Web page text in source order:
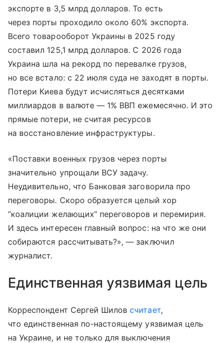
экспорте в 3,5 млрд долларов. То есть
через порты проходило около 60% экспорта.
Всего товарооборот Украины в 2025 году
составил 125,1 млрд долларов. С 2026 года
Украина шла на рекорд по перевалке грузов,
но все встало: с 22 июля суда не заходят в порты.
Потери Киева будут исчисляться десятками
миллиардов в валюте — 1% ВВП ежемесячно. И это
прямые потери, не считая ресурсов
на восстановление инфраструктуры.
«Поставки военных грузов через порты
значительно упрощали ВСУ задачу.
Неудивительно, что Банковая заговорила про
переговоры. Скоро образуется целый хор
“коалиции желающих” переговоров и перемирия.
И здесь интересен главный вопрос: на что же они
собираются рассчитывать?», — заключил
журналист.
Единственная уязвимая цель
Корреспондент Сергей Шиловсчитает,
что единственная по-настоящему уязвимая цель
на Украине, и не только для выключения